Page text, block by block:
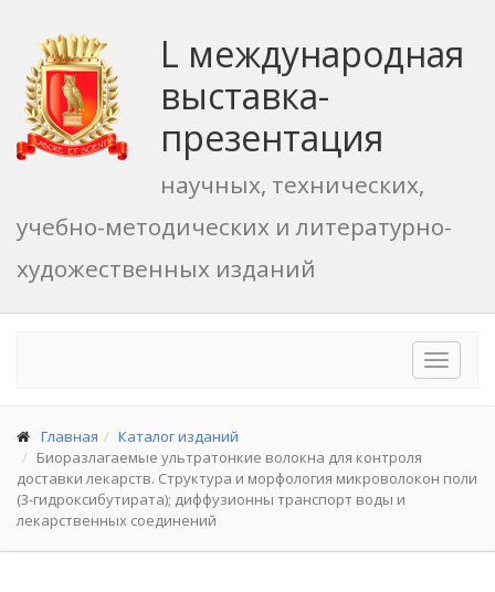
L международная
выставка-
презентация
научных, технических,
учебно-методических и литературно-
художественных изданий
Toggle
Главная
Каталог изданий
Биоразлагаемые ультратонкие волокна для контроля
доставки лекарств. Структура и морфология микроволокон поли
(3-гидроксибутирата); диффузионны транспорт воды и
лекарственных соединений